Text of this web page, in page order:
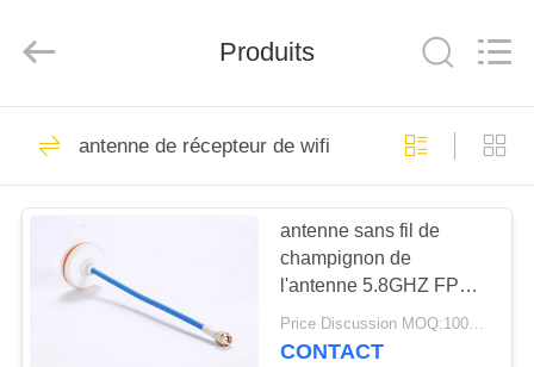
MAISON
PRODUITS
SUJET
Co.,
Reserved.
Antenne d'Omni
WiFi
Produits
antenne de récepteur de wifi
antenne sans fil de
champignon de
l'antenne 5.8GHZ FPV
de 20W Wifi avec des
systèmes d'Access
Price Discussion MOQ:100PCS
CONTACT